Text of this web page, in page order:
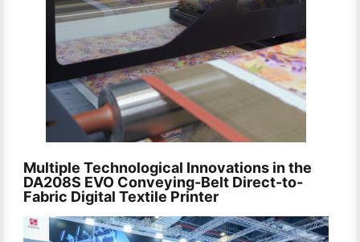
Multiple Technological Innovations in the
DA208S EVO Conveying-Belt Direct-to-
Fabric Digital Textile Printer